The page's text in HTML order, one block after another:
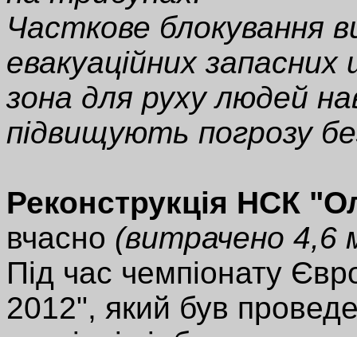
Часткове блокування
евакуаційних
зона для руху людей
підвищують погрозу
Реконструкція НСК
вчасно (витрачено 4,6
Під час чемпіонату
2012", який був